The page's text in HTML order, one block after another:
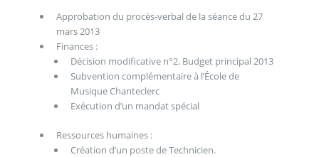
Approbation du procès-verbal de la séance du 27
mars 2013
Finances :
Décision modificative n°2. Budget principal 2013
Subvention complémentaire à l’École de
Musique Chanteclerc
Exécution d’un mandat spécial
Ressources humaines :
Création d’un poste de Technicien.